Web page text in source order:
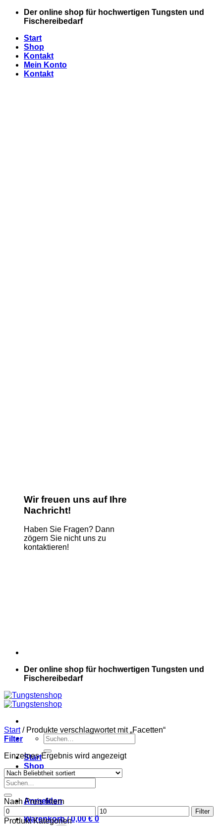
Zum
Der online shop für hochwertigen Tungsten und
Fischereibedarf
Start
Shop
Kontakt
Mein Konto
Kontakt
Wir freuen uns auf Ihre
Nachricht!
Haben Sie Fragen? Dann
zögern Sie nicht uns zu
kontaktieren!
Der online shop für hochwertigen Tungsten und
Fischereibedarf
Suche
nach:
Start
Shop
Kontakt
Mein Konto
Anmelden
Warenkorb /0,00€ 0
Start /Produkte verschlagwortet mit „Facetten“
Filter
Einzelnes Ergebnis wird angezeigt
Suche
nach:
Nach Preis filtern
Min.
Preis
Max.
Preis
Filter
Produkt Kategorien